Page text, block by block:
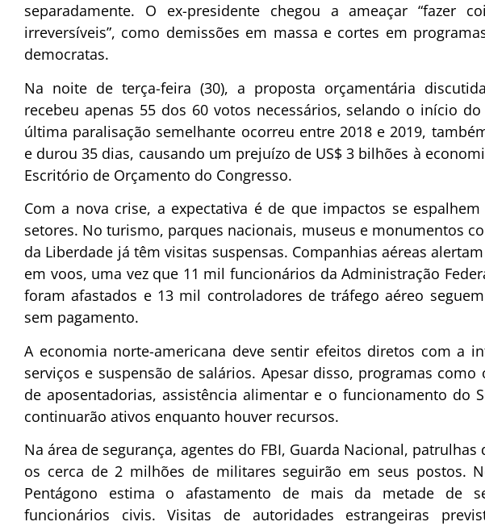
separadamente. O ex-presidente chegou a ameaçar “fazer
irreversíveis”, como demissões em massa e cortes em
democratas.
Na noite de terça-feira (30), a proposta orçamentária
recebeu apenas 55 dos 60 votos necessários, selando o início
última paralisação semelhante ocorreu entre 2018 e 2019,
e durou 35 dias, causando um prejuízo de US$ 3 bilhões à
Escritório de Orçamento do Congresso.
Com a nova crise, a expectativa é de que impactos se
setores. No turismo, parques nacionais, museus e monumentos
da Liberdade já têm visitas suspensas. Companhias aéreas
em voos, uma vez que 11 mil funcionários da Administração
foram afastados e 13 mil controladores de tráfego aéreo
sem pagamento.
A economia norte-americana deve sentir efeitos diretos com a
serviços e suspensão de salários. Apesar disso, programas como
de aposentadorias, assistência alimentar e o funcionamento do
continuarão ativos enquanto houver recursos.
Na área de segurança, agentes do FBI, Guarda Nacional, patrulhas
os cerca de 2 milhões de militares seguirão em seus postos.
Pentágono estima o afastamento de mais da metade de
funcionários civis. Visitas de autoridades estrangeiras